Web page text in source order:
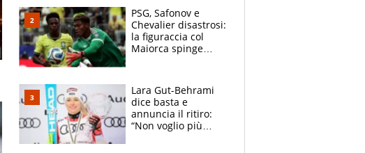
terzo. Quanti malori
a Montreal
PSG, Safonov e
Chevalier disastrosi:
la figuraccia col
Maiorca spinge
rischio beffa
Lara Gut-Behrami
dice basta e
annuncia il ritiro:
“Non voglio più